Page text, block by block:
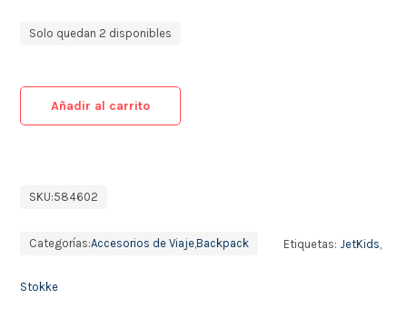
Solo quedan 2 disponibles
Añadir al carrito
SKU:584602
Categorías:Accesorios de Viaje,Backpack Etiquetas: JetKids
Stokke